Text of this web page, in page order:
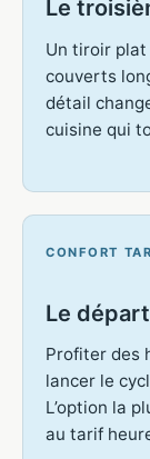
Le
Un tiroir
couverts
détail
cuisine qui
CONFORT
Le
Profiter des
lancer le
L’option la
au tarif